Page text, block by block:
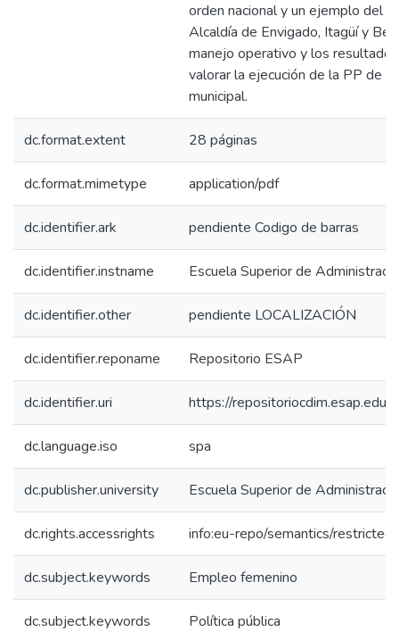
orden nacional y un ejemplo del
Alcaldía de Envigado, Itagüí y
manejo operativo y los
valorar la ejecución de la PP de
municipal.
dc.format.extent 28 páginas
dc.format.mimetype application/pdf
dc.identifier.ark pendiente Codigo de barras
dc.identifier.instname Escuela Superior de
dc.identifier.other pendiente LOCALIZACIÓN
dc.identifier.reponame Repositorio ESAP
dc.identifier.uri https://
dc.language.iso spa
dc.publisher.university Escuela Superior de
dc.rights.accessrights info:eu-repo/semantics/
dc.subject.keywords Empleo femenino
dc.subject.keywords Política pública